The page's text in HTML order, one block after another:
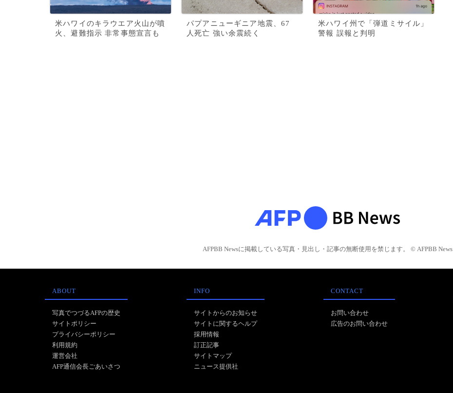
米ハワイのキラウエア火山が噴
火、避難指示 非常事態宣言も
パプアニューギニア地震、67
人死亡 強い余震続く
米ハワイ州で「弾道ミサイル」
警報 誤報と判明
AFPBB Newsに掲載している写真・見出し・記事の無断使用を禁じます。 © AFPBB News
ABOUT
写真でつづるAFPの歴史
サイトポリシー
プライバシーポリシー
利用規約
運営会社
AFP通信会長ごあいさつ
INFO
サイトからのお知らせ
サイトに関するヘルプ
採用情報
訂正記事
サイトマップ
ニュース提供社
CONTACT
お問い合わせ
広告のお問い合わせ